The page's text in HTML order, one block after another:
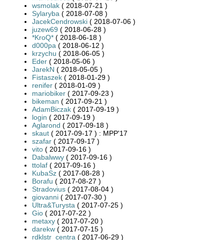
wsmolak ( 2018-07-21 )
Sylaryba ( 2018-07-08 )
JacekCendrowski ( 2018-07-06 )
juzew69 ( 2018-06-28 )
*KroQ* ( 2018-06-18 )
d000pa ( 2018-06-12 )
krzychu ( 2018-06-05 )
Eder ( 2018-05-06 )
JarekN ( 2018-05-05 )
Fistaszek ( 2018-01-29 )
renifer ( 2018-01-09 )
mariobiker ( 2017-09-23 )
bikeman ( 2017-09-21 )
AdamBiczak ( 2017-09-19 )
login ( 2017-09-19 )
Aglarond ( 2017-09-18 )
skaut ( 2017-09-17 ) : MPP'17
szafar ( 2017-09-17 )
vito ( 2017-09-16 )
Dabalwwy ( 2017-09-16 )
ttolaf ( 2017-09-16 )
KubaSz ( 2017-08-28 )
Borafu ( 2017-08-27 )
Stradovius ( 2017-08-04 )
giovanni ( 2017-07-30 )
Ultra&Turysta ( 2017-07-25 )
Gio ( 2017-07-22 )
metaxy ( 2017-07-20 )
darekw ( 2017-07-15 )
rdklstr_centra ( 2017-06-29 )